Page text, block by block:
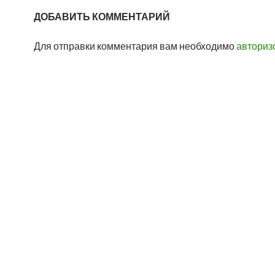
ДОБАВИТЬ КОММЕНТАРИЙ
Для отправки комментария вам необходимо